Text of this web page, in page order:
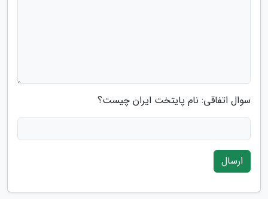
سوال اتفاقی: نام پایتخت ایران چیست؟
ارسال